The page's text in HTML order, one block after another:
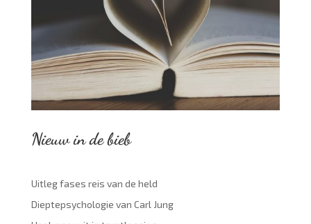
Nieuw in de bieb
Uitleg fases reis van de held
Dieptepsychologie van Carl Jung